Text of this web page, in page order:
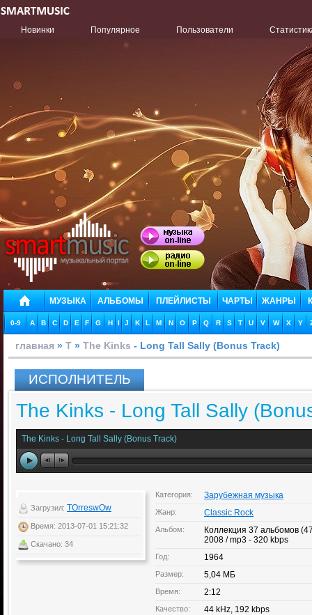
Новинки Популярное Пользователи
МУЗЫКА АЛЬБОМЫ ПЛЕЙЛИСТЫ ЧАРТЫ ЖАНРЫ
0-9 A B C D E F G H I J K L M N O P Q R S T U V W X Y
главная » T » The Kinks - Long Tall Sally (Bonus Track)
ИСПОЛНИТЕЛЬ
The Kinks - Long Tall Sally
The Kinks - Long Tall Sally (Bonus Track)
Загрузил: TOrreswOw
Время: 2013-07-01 15:21:32
Скачано: 34
Категория: Зарубежная музыка
Жанр: Classic Rock
Альбом:
Коллекция 37 альбомов
2008 / mp3 - 320 kbps
Год: 1964
Размер: 5,04 МБ
Время: 2:12
Качество: 44 kHz, 192 kbps